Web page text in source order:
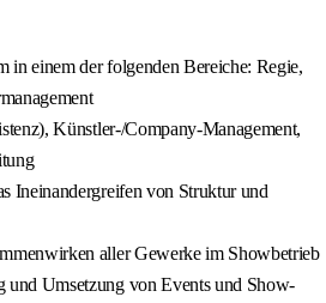
in einem der folgenden Bereiche: Regie,
Künstler-/Company-Management,
Ineinandergreifen von Struktur und
aller Gewerke im Showbetrieb
und Umsetzung von Events und Show-